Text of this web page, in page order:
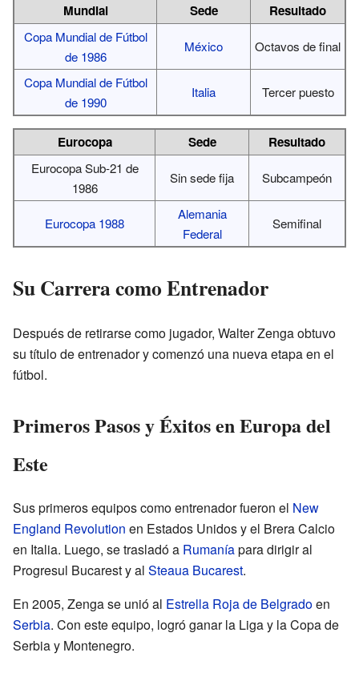
Mundial Sede Resultado
Copa Mundial de Fútbol
de 1986
México Octavos de final
Copa Mundial de Fútbol
de 1990
Italia Tercer puesto
Eurocopa Sede Resultado
Eurocopa Sub-21 de
1986
Sin sede fija Subcampeón
Eurocopa 1988
Alemania
Federal
Semifinal
Su Carrera como Entrenador
Después de retirarse como jugador, Walter Zenga obtuvo
su título de entrenador y comenzó una nueva etapa en el
fútbol.
Primeros Pasos y Éxitos en Europa del
Este
Sus primeros equipos como entrenador fueron el New
England Revolution en Estados Unidos y el Brera Calcio
en Italia. Luego, se trasladó a Rumaníapara dirigir al
Progresul Bucarest y al Steaua Bucarest.
En 2005, Zenga se unió al Estrella Roja de Belgradoen
Serbia. Con este equipo, logró ganar la Liga y la Copa de
Serbia y Montenegro.